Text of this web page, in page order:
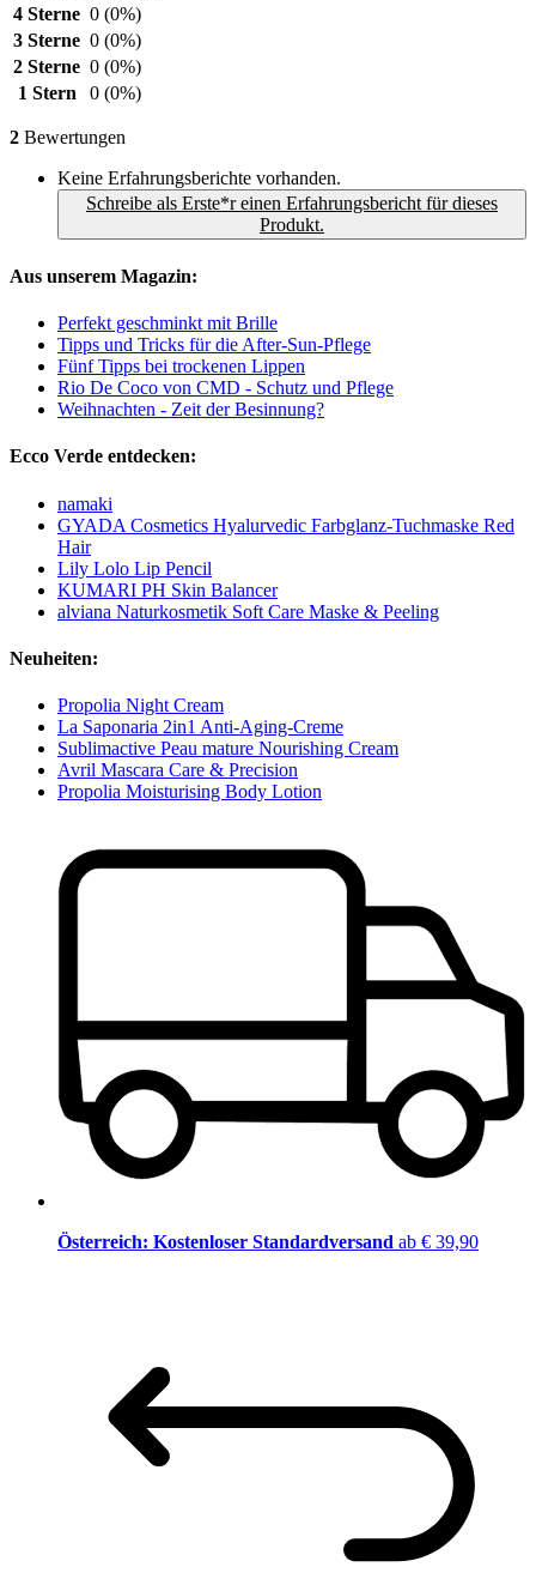
4 Sterne 0 (0%)
3 Sterne 0 (0%)
2 Sterne 0 (0%)
1 Stern
0 (0%)
2 Bewertungen
Keine Erfahrungsberichte vorhanden.
Schreibe als Erste*r einen Erfahrungsbericht für dieses
Produkt.
Aus unserem Magazin:
Perfekt geschminkt mit Brille
Tipps und Tricks für die After-Sun-Pflege
Fünf Tipps bei trockenen Lippen
Rio De Coco von CMD - Schutz und Pflege
Weihnachten - Zeit der Besinnung?
Ecco Verde entdecken:
namaki
GYADA Cosmetics Hyalurvedic Farbglanz-Tuchmaske Red
Hair
Lily Lolo Lip Pencil
KUMARI PH Skin Balancer
alviana Naturkosmetik Soft Care Maske & Peeling
Neuheiten:
Propolia Night Cream
La Saponaria 2in1 Anti-Aging-Creme
Sublimactive Peau mature Nourishing Cream
Avril Mascara Care & Precision
Propolia Moisturising Body Lotion
Österreich: Kostenloser Standardversand ab € 39,90